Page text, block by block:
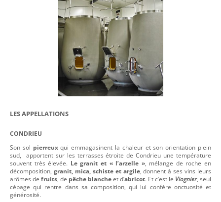
LES APPELLATIONS
CONDRIEU
Son sol pierreuxqui emmagasinent la chaleur et son orientation plein
sud, apportent sur les terrasses étroite de Condrieu une température
souvent très élevée. Le granit et « l’arzelle », mélange de roche en
décomposition, granit, mica, schiste et argile, donnent à ses vins leurs
arômes de fruits, de pêche blancheet d’abricot. Et c’est le Viognier, seul
cépage qui rentre dans sa composition, qui lui confère onctuosité et
générosité.